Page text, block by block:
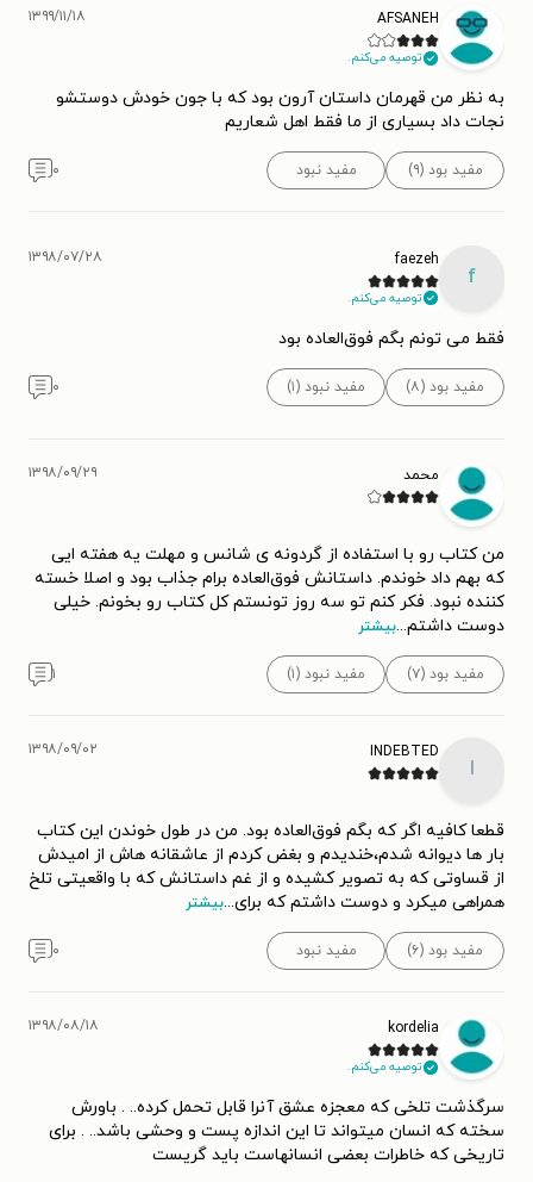
AFSANEH
توصیه می‌کنم.
۱۳۹۹/۱۱/۱۸
به نظر من قهرمان داستان آرون بود که با جون خودش دوستشو
نجات داد بسیاری از ما فقط اهل شعاریم
مفید بود (۹) مفید نبود ۰
f
faezeh
توصیه می‌کنم.
۱۳۹۸/۰۷/۲۸
فقط می تونم بگم فوق‌العاده بود
مفید بود (۸) مفید نبود (۱) ۰
محمد ۱۳۹۸/۰۹/۲۹
من کتاب رو با استفاده از گردونه ی شانس و مهلت یه هفته ایی
که بهم داد خوندم. داستانش فوق‌العاده برام جذاب بود و اصلا خسته
کننده نبود. فکر کنم تو سه روز تونستم کل کتاب رو بخونم. خیلی
دوست داشتم...بیشتر
مفید بود (۷) مفید نبود (۱) ۱
I
INDEBTED ۱۳۹۸/۰۹/۰۲
قطعا کافیه اگر که بگم فوق‌العاده بود. من در طول خوندن این کتاب
بار ها دیوانه شدم،خندیدم و بغض کردم از عاشقانه هاش از امیدش
از قساوتی که به تصویر کشیده و از غم داستانش که با واقعیتی تلخ
همراهی میکرد و دوست داشتم که برای...بیشتر
مفید بود (۶) مفید نبود ۰
kordelia
توصیه می‌کنم.
۱۳۹۸/۰۸/۱۸
سرگذشت تلخی که معجزه عشق آنرا قابل تحمل کرده.. . باورش
سخته که انسان میتواند تا این اندازه پست و وحشی باشد.. . برای
تاریخی که خاطرات بعضی انسانهاست باید گریست